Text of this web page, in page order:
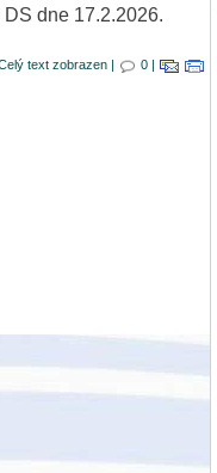
dne 17.2.2026.
text zobrazen | 0 |